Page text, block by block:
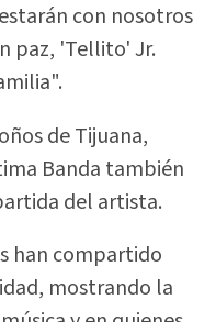
con nosotros
paz, 'Tellito' Jr.
de Tijuana,
Banda también
del artista.
han compartido
mostrando la